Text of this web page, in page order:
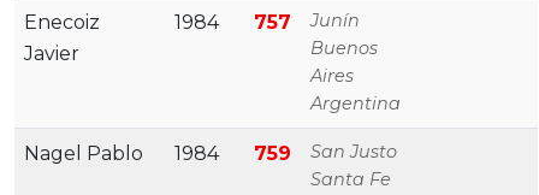
Enecoiz
Javier
1984 757
Junín
Buenos
Aires
Argentina
Nagel Pablo 1984 759
San Justo
Santa Fe